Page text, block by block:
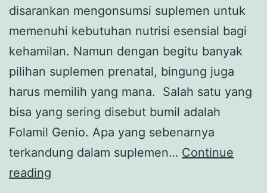
disarankan mengonsumsi suplemen untuk
memenuhi kebutuhan nutrisi esensial bagi
kehamilan. Namun dengan begitu banyak
pilihan suplemen prenatal, bingung juga
harus memilih yang mana. Salah satu yang
bisa yang sering disebut bumil adalah
Folamil Genio. Apa yang sebenarnya
terkandung dalam suplemen… Continue
reading